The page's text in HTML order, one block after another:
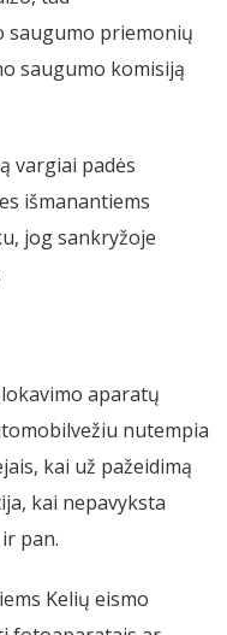
saugumo priemonių
saugumo komisiją
vargiai padės
išmanantiems
jog sankryžoje
aparatų
nutempia
kai už pažeidimą
kai nepavyksta
pan.
Kelių eismo